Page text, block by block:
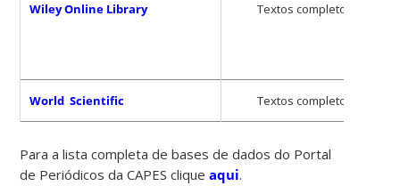
Wiley Online Library Textos completos
World Scientific Textos completos
Para a lista completa de bases de dados do Portal
de Periódicos da CAPES cliqueaqui.